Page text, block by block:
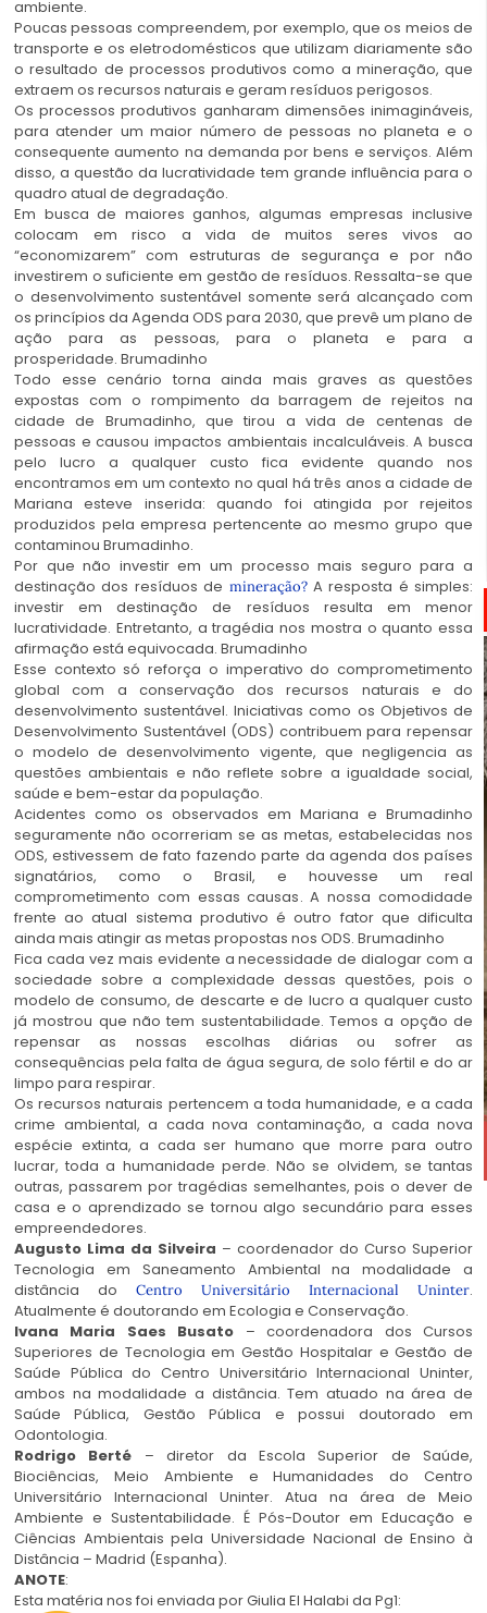
ambiente.
Poucas pessoas compreendem, por exemplo, que os meios de
transporte e os eletrodomésticos que utilizam diariamente são
o resultado de processos produtivos como a mineração, que
extraem os recursos naturais e geram resíduos perigosos.
Os processos produtivos ganharam dimensões inimagináveis,
para atender um maior número de pessoas no planeta e o
consequente aumento na demanda por bens e serviços. Além
disso, a questão da lucratividade tem grande influência para o
quadro atual de degradação.
Em busca de maiores ganhos, algumas empresas inclusive
colocam em risco a vida de muitos seres vivos ao
“economizarem” com estruturas de segurança e por não
investirem o suficiente em gestão de resíduos. Ressalta-se que
o desenvolvimento sustentável somente será alcançado com
os princípios da Agenda ODS para 2030, que prevê um plano de
ação para as pessoas, para o planeta e para a
prosperidade. Brumadinho
Todo esse cenário torna ainda mais graves as questões
expostas com o rompimento da barragem de rejeitos na
cidade de Brumadinho, que tirou a vida de centenas de
pessoas e causou impactos ambientais incalculáveis. A busca
pelo lucro a qualquer custo fica evidente quando nos
encontramos em um contexto no qual há três anos a cidade de
Mariana esteve inserida: quando foi atingida por rejeitos
produzidos pela empresa pertencente ao mesmo grupo que
contaminou Brumadinho.
Por que não investir em um processo mais seguro para a
destinação dos resíduos de mineração?A resposta é simples:
investir em destinação de resíduos resulta em menor
lucratividade. Entretanto, a tragédia nos mostra o quanto essa
afirmação está equivocada. Brumadinho
Esse contexto só reforça o imperativo do comprometimento
global com a conservação dos recursos naturais e do
desenvolvimento sustentável. Iniciativas como os Objetivos de
Desenvolvimento Sustentável (ODS) contribuem para repensar
o modelo de desenvolvimento vigente, que negligencia as
questões ambientais e não reflete sobre a igualdade social,
saúde e bem-estar da população.
Acidentes como os observados em Mariana e Brumadinho
seguramente não ocorreriam se as metas, estabelecidas nos
ODS, estivessem de fato fazendo parte da agenda dos países
signatários, como o Brasil, e houvesse um real
comprometimento com essas causas. A nossa comodidade
frente ao atual sistema produtivo é outro fator que dificulta
ainda mais atingir as metas propostas nos ODS. Brumadinho
Fica cada vez mais evidente a necessidade de dialogar com a
sociedade sobre a complexidade dessas questões, pois o
modelo de consumo, de descarte e de lucro a qualquer custo
já mostrou que não tem sustentabilidade. Temos a opção de
repensar as nossas escolhas diárias ou sofrer as
consequências pela falta de água segura, de solo fértil e do ar
limpo para respirar.
Os recursos naturais pertencem a toda humanidade, e a cada
crime ambiental, a cada nova contaminação, a cada nova
espécie extinta, a cada ser humano que morre para outro
lucrar, toda a humanidade perde. Não se olvidem, se tantas
outras, passarem por tragédias semelhantes, pois o dever de
casa e o aprendizado se tornou algo secundário para esses
empreendedores.
Augusto Lima da Silveira – coordenador do Curso Superior
Tecnologia em Saneamento Ambiental na modalidade a
distância do Centro Universitário Internacional Uninter.
Atualmente é doutorando em Ecologia e Conservação.
Ivana Maria Saes Busato – coordenadora dos Cursos
Superiores de Tecnologia em Gestão Hospitalar e Gestão de
Saúde Pública do Centro Universitário Internacional Uninter,
ambos na modalidade a distância. Tem atuado na área de
Saúde Pública, Gestão Pública e possui doutorado em
Odontologia.
Rodrigo Berté – diretor da Escola Superior de Saúde,
Biociências, Meio Ambiente e Humanidades do Centro
Universitário Internacional Uninter. Atua na área de Meio
Ambiente e Sustentabilidade. É Pós-Doutor em Educação e
Ciências Ambientais pela Universidade Nacional de Ensino à
Distância – Madrid (Espanha).
ANOTE:
Esta matéria nos foi enviada por Giulia El Halabi da Pg1: